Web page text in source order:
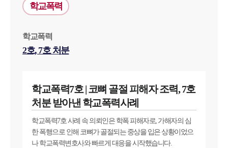
학교폭력
학교폭력
2호, 7호 처분
학교폭력7호 | 코뼈 골절 피해자 조력, 7호
처분 받아낸 학교폭력사례
학교폭력7호 사례 속 의뢰인은 학폭 피해자로, 가해자의 심
한 폭행으로 인해 코뼈가 골절되는 중상을 입은 상황이었으
나 학교폭력변호사와 빠르게 대응을 시작했습니다.